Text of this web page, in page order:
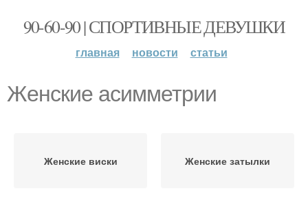
90-60-90 | СПОРТИВНЫЕ ДЕВУШКИ
главная новости статьи
Женские асимметрии
Женские виски Женские затылки